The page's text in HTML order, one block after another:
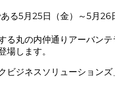
る5月25日（金）～5月
丸の内仲通りアーバン
します。
ビジネスソリューショ